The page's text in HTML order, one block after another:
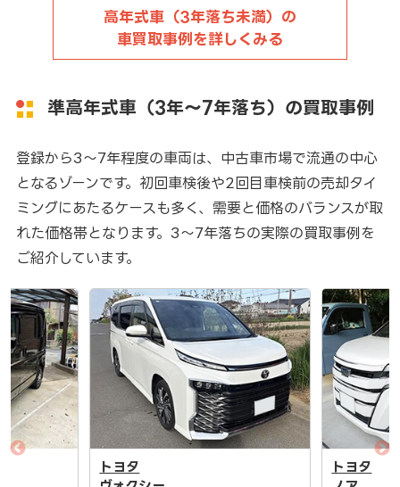
高年式車（3年落ち未満）の
車買取事例を詳しくみる
準高年式車（3年～7年落ち）の買取事例
登録から3〜7年程度の車両は、中古車市場で流通の中心
となるゾーンです。初回車検後や2回目車検前の売却タイ
ミングにあたるケースも多く、需要と価格のバランスが取
れた価格帯となります。3〜7年落ちの実際の買取事例を
ご紹介しています。
トヨタ
トヨタ